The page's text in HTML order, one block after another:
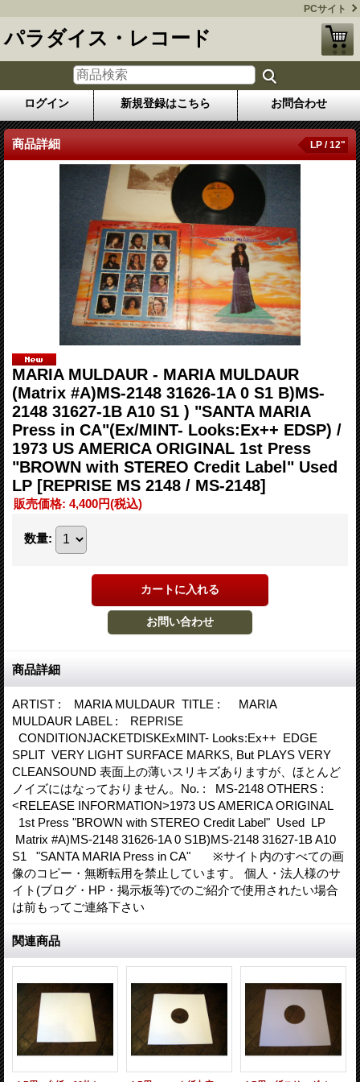
PCサイト
パラダイス・レコード
ログイン 新規登録はこちら お問合わせ
商品詳細 LP / 12"
MARIA MULDAUR - MARIA MULDAUR
(Matrix #A)MS-2148 31626-1A 0 S1 B)MS-
2148 31627-1B A10 S1 ) "SANTA MARIA
Press in CA"(Ex/MINT- Looks:Ex++ EDSP) /
1973 US AMERICA ORIGINAL 1st Press
"BROWN with STEREO Credit Label" Used
LP [REPRISE MS 2148 / MS-2148]
販売価格: 4,400円(税込)
数量:
商品詳細
ARTIST : MARIA MULDAUR TITLE : MARIA
MULDAUR LABEL : REPRISE
CONDITIONJACKETDISKExMINT- Looks:Ex++ EDGE
SPLIT VERY LIGHT SURFACE MARKS, But PLAYS VERY
CLEANSOUND 表面上の薄いスリキズありますが、ほとんど
ノイズにはなっておりません。No. : MS-2148 OTHERS :
<RELEASE INFORMATION>1973 US AMERICA ORIGINAL
1st Press "BROWN with STEREO Credit Label" Used LP
Matrix #A)MS-2148 31626-1A 0 S1B)MS-2148 31627-1B A10
S1 "SANTA MARIA Press in CA" ※サイト内のすべての画
像のコピー・無断転用を禁止しています。 個人・法人様のサ
イト(ブログ・HP・掲示板等)でのご紹介で使用されたい場合
は前もってご連絡下さい
関連商品